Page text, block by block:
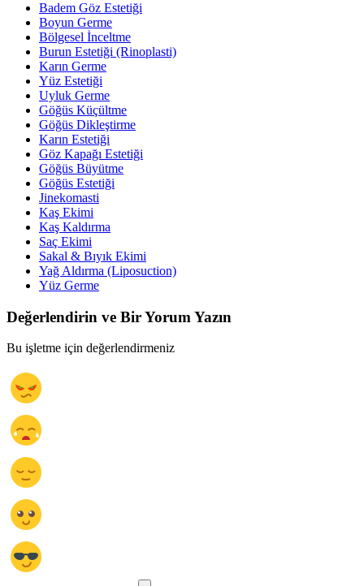
Badem Göz Estetiği
Boyun Germe
Bölgesel İnceltme
Burun Estetiği (Rinoplasti)
Karın Germe
Yüz Estetiği
Uyluk Germe
Göğüs Küçültme
Göğüs Dikleştirme
Karın Estetiği
Göz Kapağı Estetiği
Göğüs Büyütme
Göğüs Estetiği
Jinekomasti
Kaş Ekimi
Kaş Kaldırma
Saç Ekimi
Sakal & Bıyık Ekimi
Yağ Aldırma (Liposuction)
Yüz Germe
Değerlendirin ve Bir Yorum Yazın
Bu işletme için değerlendirmeniz